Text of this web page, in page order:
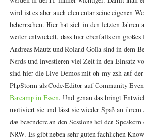
wird ist es aber auch elementar seine eigenen
beherrschen. Hier hat sich in den letzten Jahren
weiter entwickelt, dass hier ebenfalls ein großes
Andreas Mautz und Roland Golla sind in dem
Nerds und investieren viel Zeit in den Einsatz
sind hier die Live-Demos mit oh-my-zsh auf
PhpStorm als Code-Editor auf Community
Barcamp in Essen. Und genau das bringt
motiviert sie und lässt sie wieder Spaß an ihrem
das besondere an den Sessions bei den
NRW. Es gibt neben sehr guten fachlichen